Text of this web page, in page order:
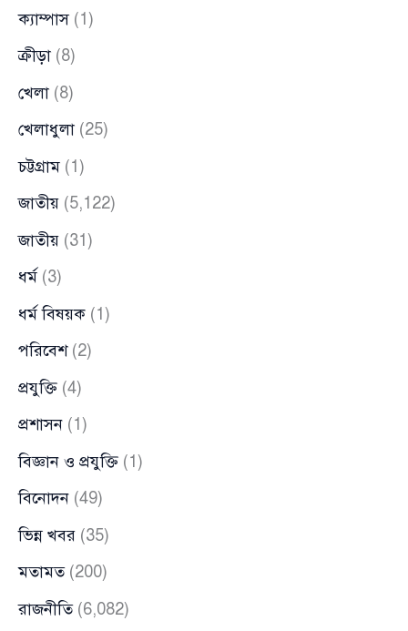
ক্যাম্পাস(1)
ক্রীড়া (8)
খেলা (8)
খেলাধুলা (25)
চট্টগ্রাম (1)
জাতীয় (5,122)
জাতীয় (31)
ধর্ম (3)
ধর্ম বিষয়ক (1)
পরিবেশ(2)
প্রযুক্তি (4)
প্রশাসন (1)
বিজ্ঞান ও প্রযুক্তি (1)
বিনোদন (49)
ভিন্ন খবর (35)
মতামত(200)
রাজনীতি(6,082)